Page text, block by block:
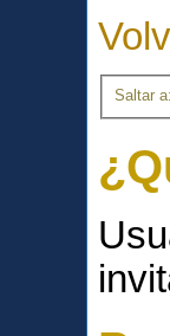
Saltar a: